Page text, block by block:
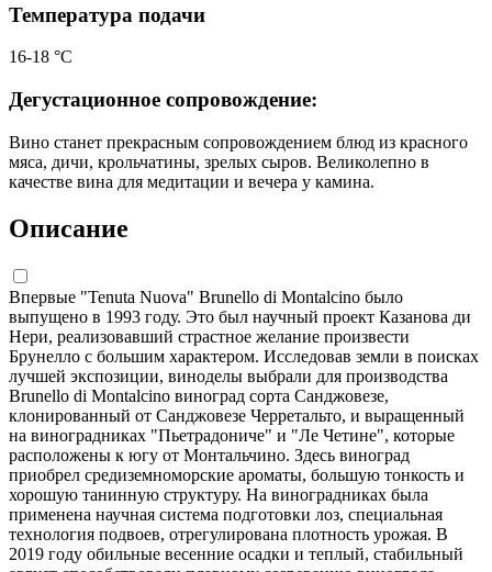
Температура подачи
16-18 °С
Дегустационное сопровождение:
Вино станет прекрасным сопровождением блюд из красного
мяса, дичи, крольчатины, зрелых сыров. Великолепно в
качестве вина для медитации и вечера у камина.
Описание
Впервые "Tenuta Nuova" Brunello di Montalcino было
выпущено в 1993 году. Это был научный проект Казанова ди
Нери, реализовавший страстное желание произвести
Брунелло с большим характером. Исследовав земли в поисках
лучшей экспозиции, виноделы выбрали для производства
Brunello di Montalcino виноград сорта Санджовезе,
клонированный от Санджовезе Черретальто, и выращенный
на виноградниках "Пьетрадониче" и "Ле Четине", которые
расположены к югу от Монтальчино. Здесь виноград
приобрел средиземноморские ароматы, большую тонкость и
хорошую танинную структуру. На виноградниках была
применена научная система подготовки лоз, специальная
технология подвоев, отрегулирована плотность урожая. В
2019 году обильные весенние осадки и теплый, стабильный